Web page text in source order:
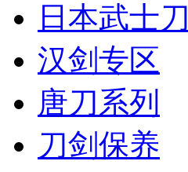
日本武士刀
汉剑专区
唐刀系列
刀剑保养